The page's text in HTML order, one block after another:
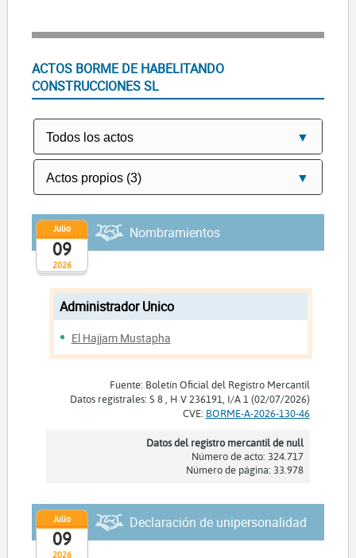
ACTOS BORME DE HABELITANDO
CONSTRUCCIONES SL
2026
Julio
09
Nombramientos
Administrador Unico
El Hajjam Mustapha
Fuente: Boletín Oficial del Registro Mercantil
Datos registrales: S 8 , H V 236191, I/A 1 (02/07/2026)
CVE: BORME-A-2026-130-46
Datos del registro mercantil de null
Número de acto: 324.717
Número de página: 33.978
2026
Julio
09
Declaración de unipersonalidad